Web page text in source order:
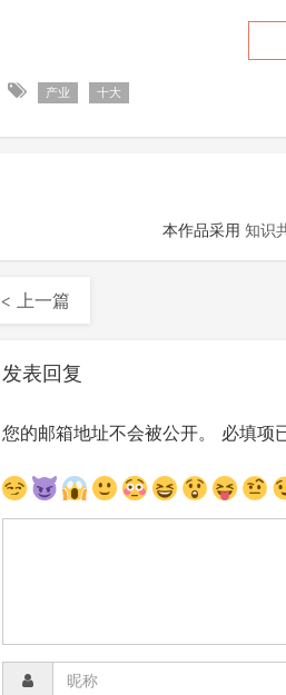
产业 十大
本作品采用 知识
< 上一篇
发表回复
您的邮箱地址不会被公开。 必填项